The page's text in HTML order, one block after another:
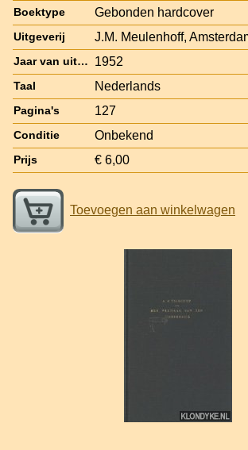
Boektype Gebonden hardcover
Uitgeverij J.M. Meulenhoff,
Jaar van uitgave 1952
Taal Nederlands
Pagina's 127
Conditie Onbekend
Prijs € 6,00
Toevoegen aan winkelwagen